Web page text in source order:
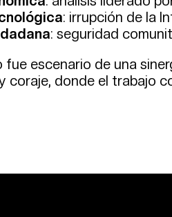
: irrupción de la
: seguridad
fue escenario de una
coraje, donde el trabajo